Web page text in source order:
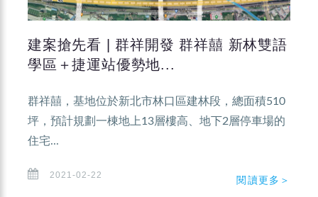
建案搶先看 | 群祥開發 群祥囍 新林雙語
學區＋捷運站優勢地...
群祥囍，基地位於新北市林口區建林段，總面積510
坪，預計規劃一棟地上13層樓高、地下2層停車場的
住宅...
2021-02-22 閱讀更多＞